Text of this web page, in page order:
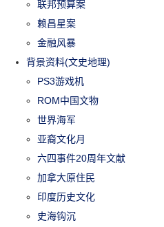
联邦预算案
赖昌星案
金融风暴
背景资料(文史地理)
PS3游戏机
ROM中国文物
世界海军
亚裔文化月
六四事件20周年文献
加拿大原住民
印度历史文化
史海钩沉